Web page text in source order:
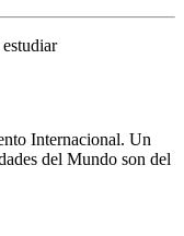
Internacional. Un
del Mundo son del